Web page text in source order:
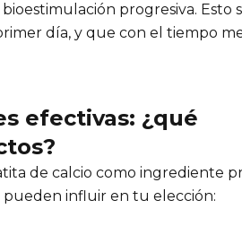
progresiva. Esto
día, y que con el tiempo
efectivas: ¿qué
de calcio como ingrediente
influir en tu elección: